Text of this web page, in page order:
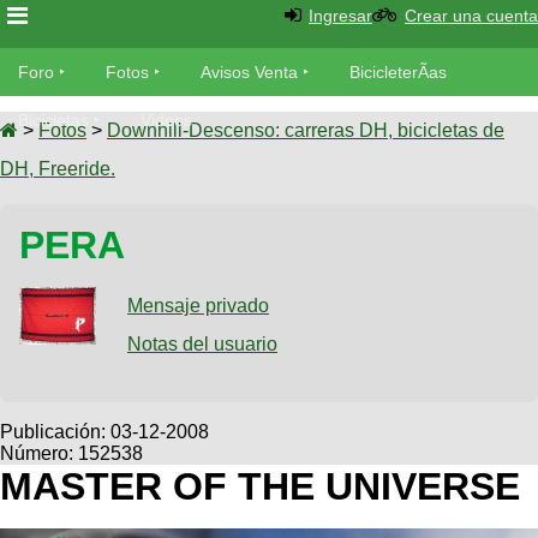
Foro
Foro
TÃ©cnica
Fotos
tu foto
Galeria
XC
Viajes
Descenso
SUBÃ
tu
Buscar
Ultimos
Fotos
BicicleterÃ­
as
Bicicletas
Tandem
Videos
Cicloturismo
Ingresar Crear una cuenta
Foro Fotos Avisos Venta BicicleterÃ­as
Bicicletas Videos
> Fotos > Downhill-Descenso: carreras DH, bicicletas de
DH, Freeride.
PERA
Mensaje privado
Notas del usuario
Publicación: 03-12-2008
Número: 152538
MASTER OF THE UNIVERSE